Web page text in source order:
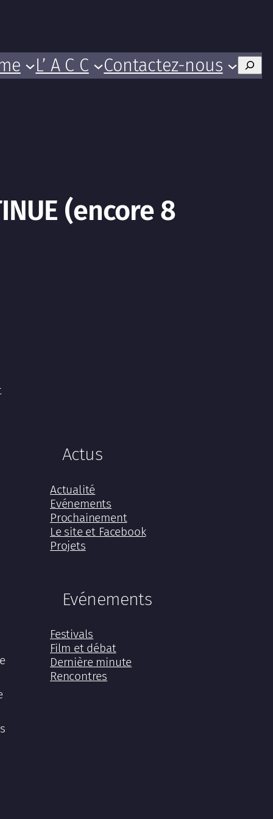
L’ A C C Contactez-nous
(encore 8
Actus
Actualité
Evénements
Prochainement
Le site et Facebook
Projets
Evénements
Festivals
Film et débat
Dernière minute
Rencontres